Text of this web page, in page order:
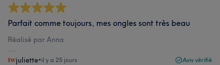
Parfait comme toujours, mes ongles sont très beau
Réalisé par Anna
juliette•il y a 25 jours Avis vérifié